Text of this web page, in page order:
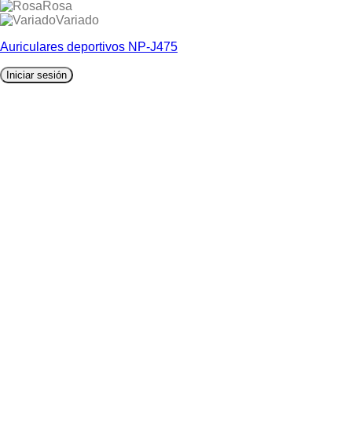
Rosa
Variado
Auriculares deportivos NP-J475
Iniciar sesión